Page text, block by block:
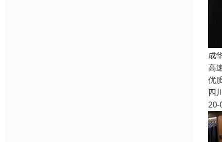
成
高
优
四
20-